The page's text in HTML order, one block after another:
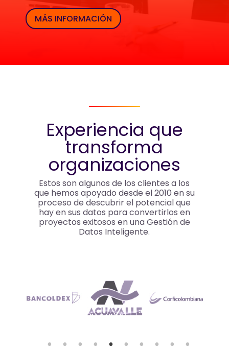
MÁS INFORMACIÓN
Experiencia que
transforma
organizaciones
Estos son algunos de los clientes a los
que hemos apoyado desde el 2010 en su
proceso de descubrir el potencial que
hay en sus datos para convertirlos en
proyectos exitosos en una Gestión de
Datos Inteligente.